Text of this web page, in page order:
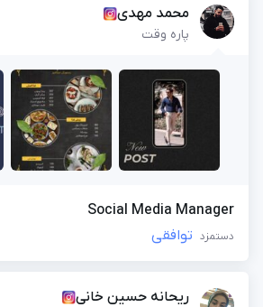
محمد مهدی
پاره وقت
Social Media Manager
دستمزد توافقی
ریحانه حسین خانی